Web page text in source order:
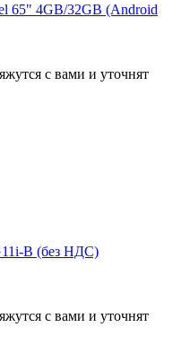
65" 4GB/32GB (Android
с вами и уточнят
B (без НДС)
с вами и уточнят